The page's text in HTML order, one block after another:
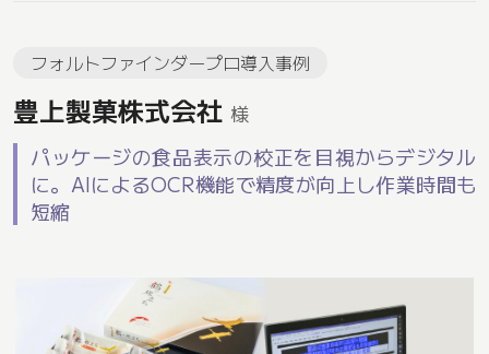
フォルトファインダープロ導入事例
豊上製菓株式会社 様
パッケージの食品表示の校正を目視からデジタル
に。AIによるOCR機能で精度が向上し作業時間も
短縮